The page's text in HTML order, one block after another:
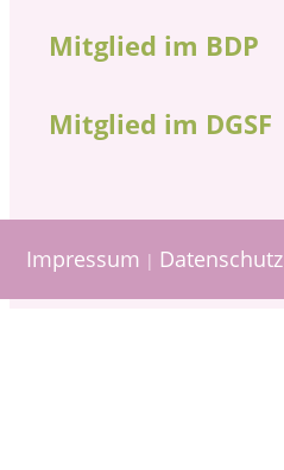
Mitglied im BDP
Mitglied im DGSF
Impressum | Datenschutz